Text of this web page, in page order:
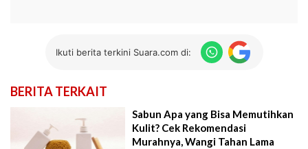
Ikuti berita terkini Suara.com di:
BERITA TERKAIT
Sabun Apa yang Bisa Memutihkan
Kulit? Cek Rekomendasi
Murahnya, Wangi Tahan Lama